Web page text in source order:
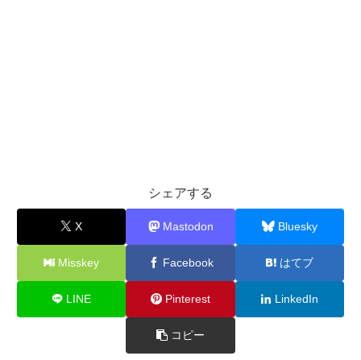
シェアする
X Mastodon Bluesky
Misskey Facebook はてブ
LINE Pinterest LinkedIn
コピー